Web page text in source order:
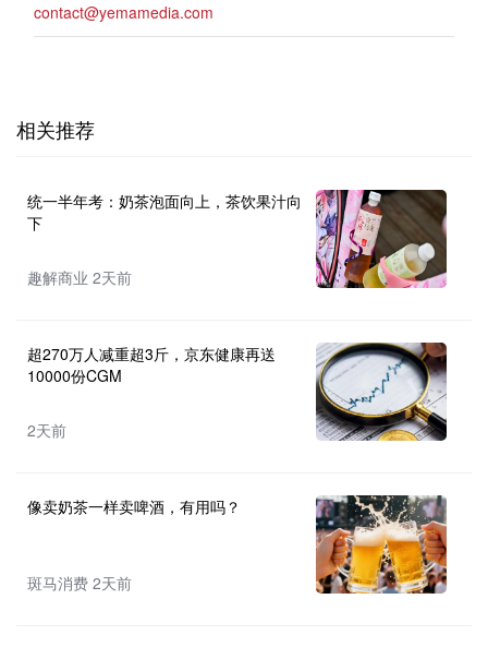
contact@yemamedia.com
相关推荐
统一半年考：奶茶泡面向上，茶饮果汁向
下
趣解商业 2天前
超270万人减重超3斤，京东健康再送
10000份CGM
2天前
像卖奶茶一样卖啤酒，有用吗？
斑马消费 2天前